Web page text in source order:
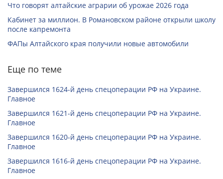
Что говорят алтайские аграрии об урожае 2026 года
Кабинет за миллион. В Романовском районе открыли школу
после капремонта
ФАПы Алтайского края получили новые автомобили
Еще по теме
Завершился 1624-й день спецоперации РФ на Украине.
Главное
Завершился 1621-й день спецоперации РФ на Украине.
Главное
Завершился 1620-й день спецоперации РФ на Украине.
Главное
Завершился 1616-й день спецоперации РФ на Украине.
Главное